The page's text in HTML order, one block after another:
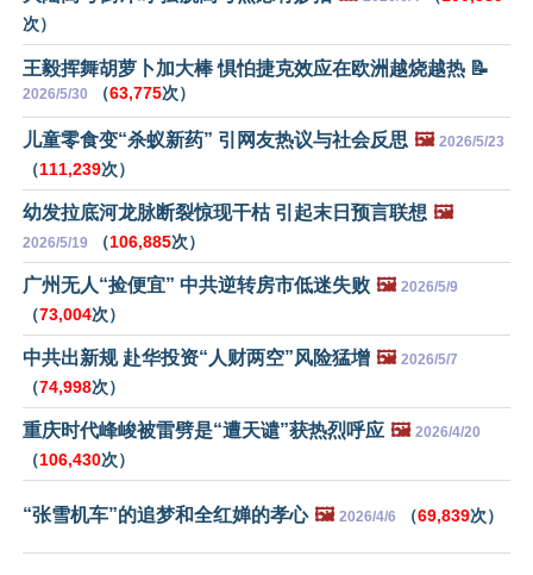
次）
王毅挥舞胡萝卜加大棒 惧怕捷克效应在欧洲越烧越热 📝
2026/5/30 （63,775次）
儿童零食变“杀蚁新药” 引网友热议与社会反思 🖼️ 2026/5/23
（111,239次）
幼发拉底河龙脉断裂惊现干枯 引起末日预言联想 🖼️
2026/5/19 （106,885次）
广州无人“捡便宜” 中共逆转房市低迷失败 🖼️ 2026/5/9
（73,004次）
中共出新规 赴华投资“人财两空”风险猛增 🖼️ 2026/5/7
（74,998次）
重庆时代峰峻被雷劈是“遭天谴”获热烈呼应 🖼️ 2026/4/20
（106,430次）
“张雪机车”的追梦和全红婵的孝心 🖼️ 2026/4/6 （69,839次）